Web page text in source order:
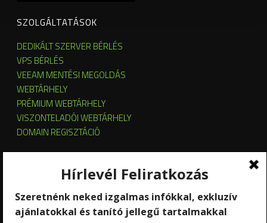
SZOLGÁLTATÁSOK
DEDIKÁLT SZERVER BÉRLÉS
VPS BÉRLÉS
VEEAM MENTÉSI MEGOLDÁS
WEBTÁRHELY
PRÉMIUM WEBTÁRHELY
VISZONTELADÓI WEBTÁRHELY
DOMAIN REGISZTÁCIÓ
SZERVER ÜZEMELTETÉS
SZOFTVERBÉRLÉS
STREAMING